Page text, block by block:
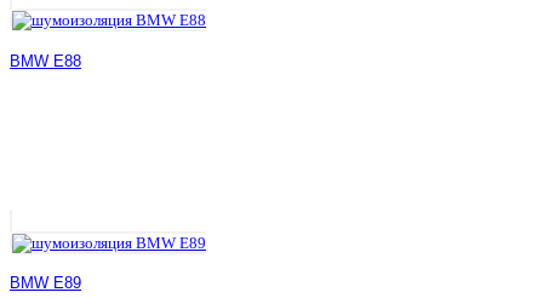
BMW E88
BMW E89